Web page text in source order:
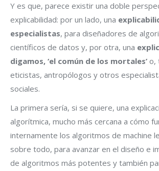
Y es que, parece existir una doble
explicabilidad: por un lado, una
especialistas, para diseñadores de
científicos de datos y, por otra, una
digamos, ‘el común de los mortales’ o,
eticistas, antropólogos y otros
sociales.
La primera sería, si se quiere, una
algorítmica, mucho más cercana a cómo
internamente los algoritmos de machine
sobre todo, para avanzar en el diseño e
de algoritmos más potentes y también